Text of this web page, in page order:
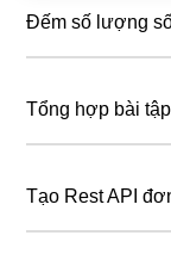
Đếm số lượng
Tổng hợp bài
Tạo Rest API